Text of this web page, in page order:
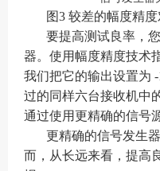
图3 较差的幅度精
要提高测试良率，
器。使用幅度精度技术
我们把它的输出设置为
过的同样六台接收机中
通过使用更精确的信号
更精确的信号发生
而，从长远来看，提高